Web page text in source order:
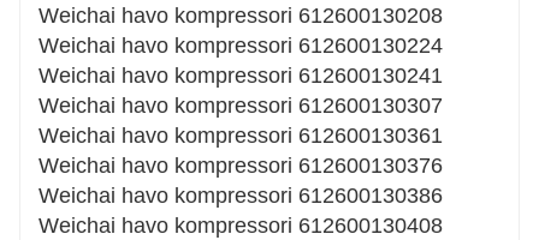
Weichai havo kompressori 612600130208
Weichai havo kompressori 612600130224
Weichai havo kompressori 612600130241
Weichai havo kompressori 612600130307
Weichai havo kompressori 612600130361
Weichai havo kompressori 612600130376
Weichai havo kompressori 612600130386
Weichai havo kompressori 612600130408